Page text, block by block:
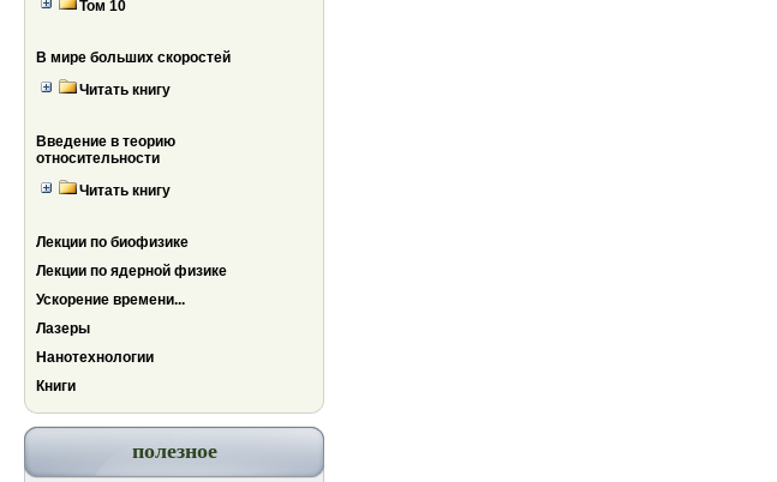
Том 10
В мире больших скоростей
Читать книгу
Введение в теорию
относительности
Читать книгу
Лекции по биофизике
Лекции по ядерной физике
Ускорение времени...
Лазеры
Нанотехнологии
Книги
полезное